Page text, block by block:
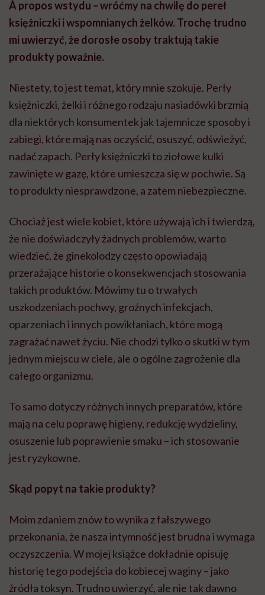
À propos wstydu – wróćmy na chwilę do pereł
księżniczki i wspomnianych żelków. Trochę trudno
mi uwierzyć, że dorosłe osoby traktują takie
produkty poważnie.
Niestety, to jest temat, który mnie szokuje. Perły
księżniczki, żelki i różnego rodzaju nasiadówki brzmią
dla niektórych konsumentek jak tajemnicze sposoby i
zabiegi, które mają nas oczyścić, osuszyć, odświeżyć,
nadać zapach. Perły księżniczki to ziołowe kulki
zawinięte w gazę, które umieszcza się w pochwie. Są
to produkty niesprawdzone, a zatem niebezpieczne.
Chociaż jest wiele kobiet, które używają ich i twierdzą,
że nie doświadczyły żadnych problemów, warto
wiedzieć, że ginekolodzy często opowiadają
przerażające historie o konsekwencjach stosowania
takich produktów. Mówimy tu o trwałych
uszkodzeniach pochwy, groźnych infekcjach,
oparzeniach i innych powikłaniach, które mogą
zagrażać nawet życiu. Nie chodzi tylko o skutki w tym
jednym miejscu w ciele, ale o ogólne zagrożenie dla
całego organizmu.
To samo dotyczy różnych innych preparatów, które
mają na celu poprawę higieny, redukcję wydzieliny,
osuszenie lub poprawienie smaku – ich stosowanie
jest ryzykowne.
Skąd popyt na takie produkty?
Moim zdaniem znów to wynika z fałszywego
przekonania, że nasza intymność jest brudna i wymaga
oczyszczenia. W mojej książce dokładnie opisuję
historię tego podejścia do kobiecej waginy – jako
źródła toksyn. Trudno uwierzyć, ale nie tak dawno